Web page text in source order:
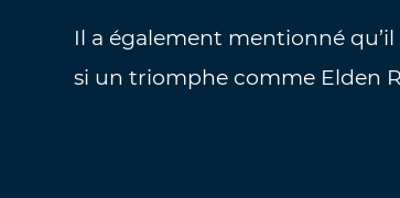
Il a également mentionné
si un triomphe comme Elden